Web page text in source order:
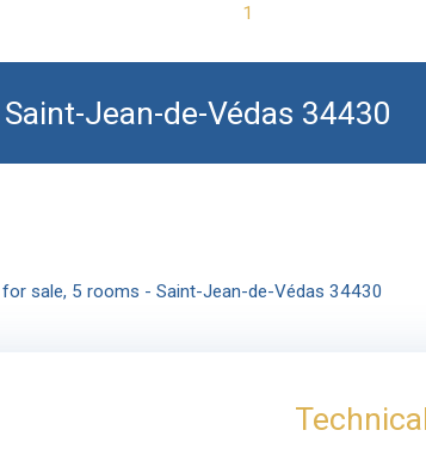
1
Jean-de-Védas 34430
sale, 5 rooms - Saint-Jean-de-Védas 34430